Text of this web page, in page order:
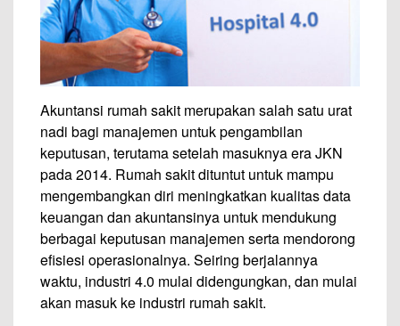
Akuntansi rumah sakit merupakan salah satu urat
nadi bagi manajemen untuk pengambilan
keputusan, terutama setelah masuknya era JKN
pada 2014. Rumah sakit dituntut untuk mampu
mengembangkan diri meningkatkan kualitas data
keuangan dan akuntansinya untuk mendukung
berbagai keputusan manajemen serta mendorong
efisiesi operasionalnya. Seiring berjalannya
waktu, industri 4.0 mulai didengungkan, dan mulai
akan masuk ke industri rumah sakit.